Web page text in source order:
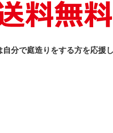
自分で庭造りをする方を応援